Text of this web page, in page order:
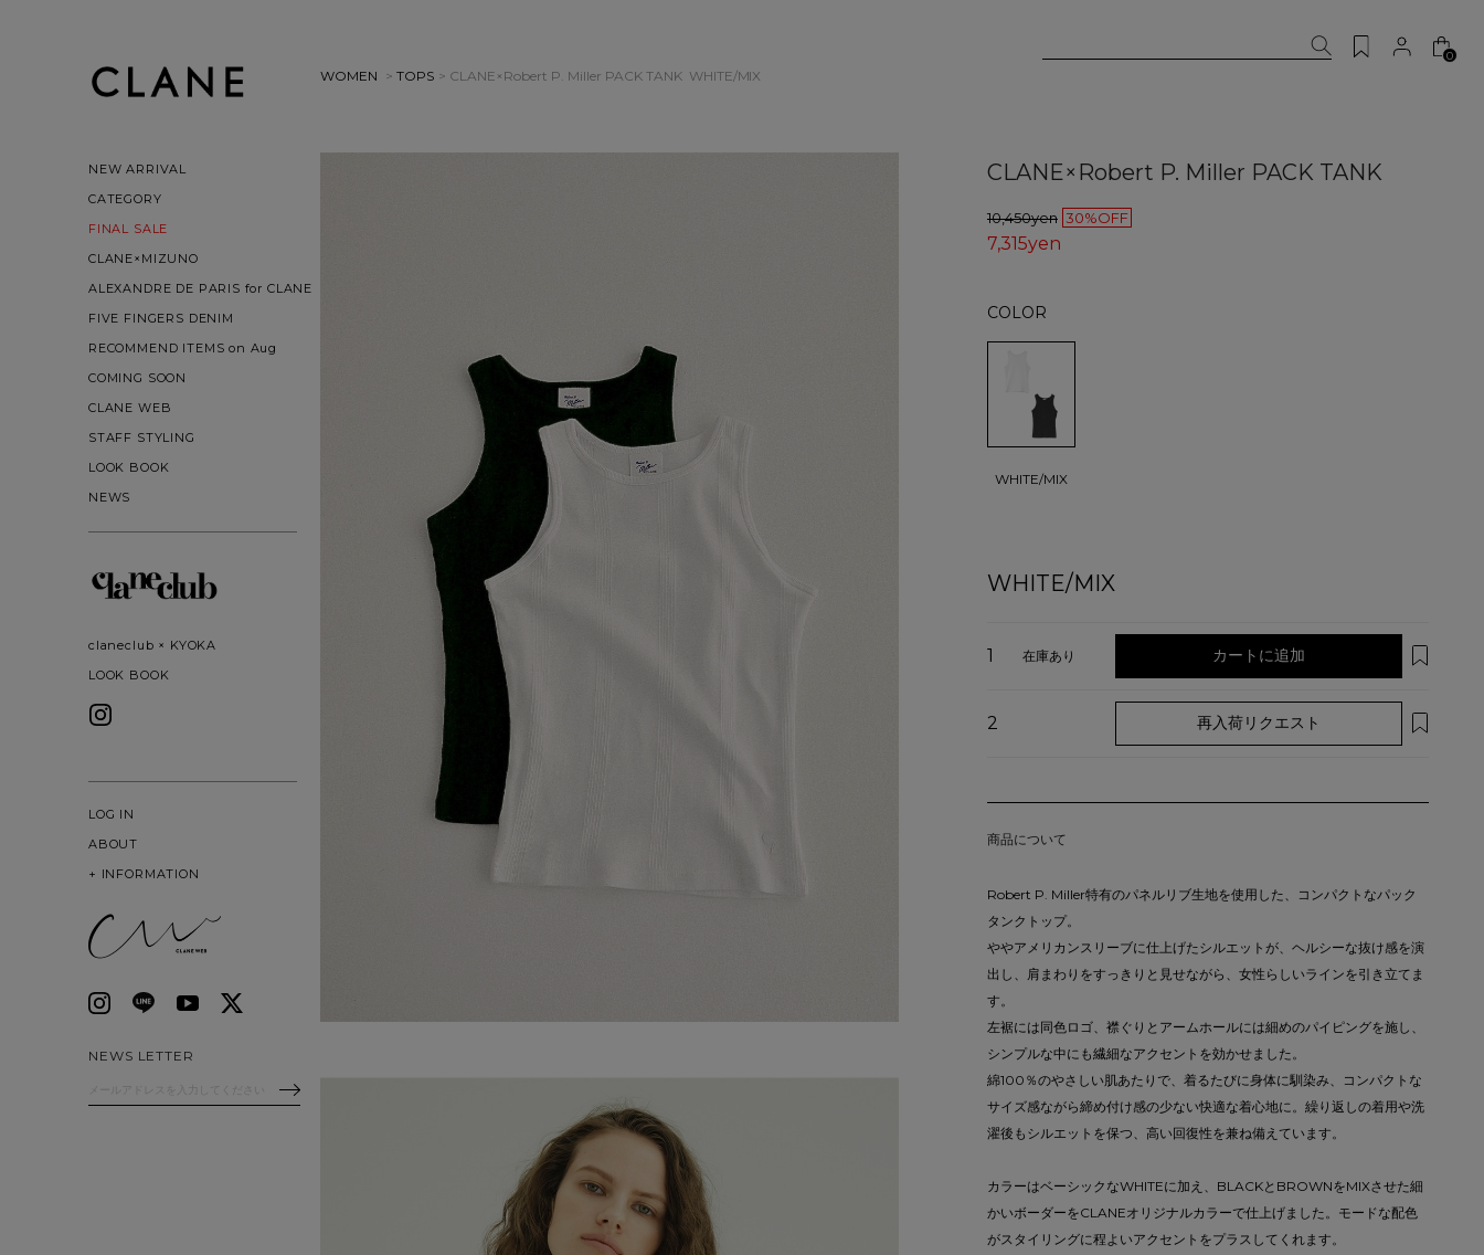
NEW ARRIVAL
CATEGORY
FINAL SALE
CLANE×MIZUNO
ALEXANDRE DE PARIS for CLANE
FIVE FINGERS DENIM
RECOMMEND ITEMS on Aug
COMING SOON
CLANE WEB
STAFF STYLING
LOOK BOOK
NEWS
claneclub × KYOKA
LOOK BOOK
LOG IN
ABOUT
+ INFORMATION
NEWS LETTER
0
WOMEN > TOPS > CLANE×Robert P. Miller PACK TANK WHITE/MIX
CLANE×Robert P. Miller PACK TANK
10,450yen 30%OFF
7,315yen
COLOR
WHITE/MIX
WHITE/MIX
1 在庫あり カートに追加
2 再入荷リクエスト
商品について
Robert P. Miller特有のパネルリブ生地を使用した、コンパクトなパック
タンクトップ。
ややアメリカンスリーブに仕上げたシルエットが、ヘルシーな抜け感を演
出し、肩まわりをすっきりと見せながら、女性らしいラインを引き立てま
す。
左裾には同色ロゴ、襟ぐりとアームホールには細めのパイピングを施し、
シンプルな中にも繊細なアクセントを効かせました。
綿100％のやさしい肌あたりで、着るたびに身体に馴染み、コンパクトな
サイズ感ながら締め付け感の少ない快適な着心地に。繰り返しの着用や洗
濯後もシルエットを保つ、高い回復性を兼ね備えています。
カラーはベーシックなWHITEに加え、BLACKとBROWNをMIXさせた細
かいボーダーをCLANEオリジナルカラーで仕上げました。モードな配色
がスタイリングに程よいアクセントをプラスしてくれます。